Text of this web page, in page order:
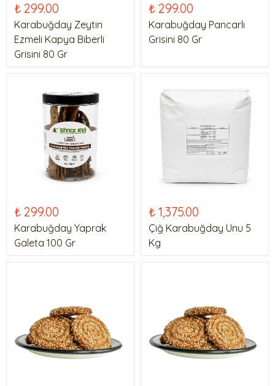
₺ 299.00
Karabuğday Zeytin
Ezmeli Kapya Biberli
Grisini 80 Gr
₺ 299.00
Karabuğday Pancarlı
Grisini 80 Gr
₺ 299.00
Karabuğday Yaprak
Galeta 100 Gr
₺ 1,375.00
Çiğ Karabuğday Unu 5
Kg